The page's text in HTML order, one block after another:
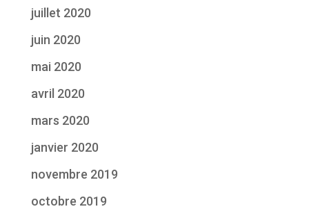
juillet 2020
juin 2020
mai 2020
avril 2020
mars 2020
janvier 2020
novembre 2019
octobre 2019